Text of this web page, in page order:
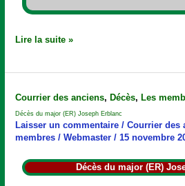
Lire la suite »
Courrier des anciens,Décès,Les
Décès du major (ER) Joseph Erblanc
Laisser un commentaire /Courrier des
membres /Webmaster/ 15 novembre
Décès du major (ER)
Décès
major
(ER)
Joseph